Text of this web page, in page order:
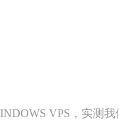
VPS，实测我